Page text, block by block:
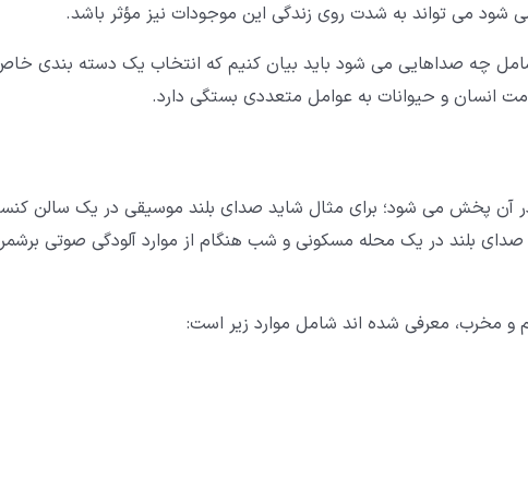
شود می تواند به شدت روی زندگی این موجودات نیز مؤثر باشد.
چه صداهایی می شود باید بیان کنیم که انتخاب یک دسته بندی
انسان و حیوانات به عوامل متعددی بستگی دارد.
آن پخش می شود؛ برای مثال شاید صدای بلند موسیقی در یک سالن
بلند در یک محله مسکونی و شب هنگام از موارد آلودگی صوتی
معرفی شده اند شامل موارد زیر است: